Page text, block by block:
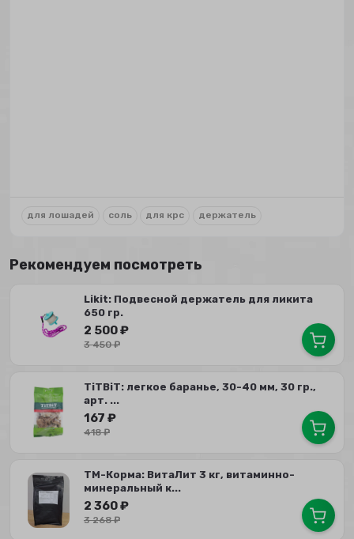
для лошадей соль для крс держатель
Рекомендуем посмотреть
Likit: Подвесной держатель для ликита
650 гр.
2 500₽
3 450₽
TiTBiT: легкое баранье, 30-40 мм, 30 гр.,
арт. ...
167 ₽
418₽
ТМ-Корма: ВитаЛит 3 кг, витаминно-
минеральный к...
2 360₽
3 268₽